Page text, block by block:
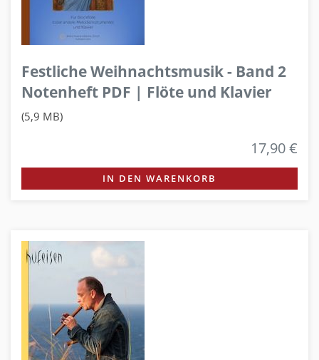
Festliche Weihnachtsmusik - Band 2
Notenheft PDF | Flöte und Klavier
(5,9 MB)
17,90 €
IN DEN WARENKORB